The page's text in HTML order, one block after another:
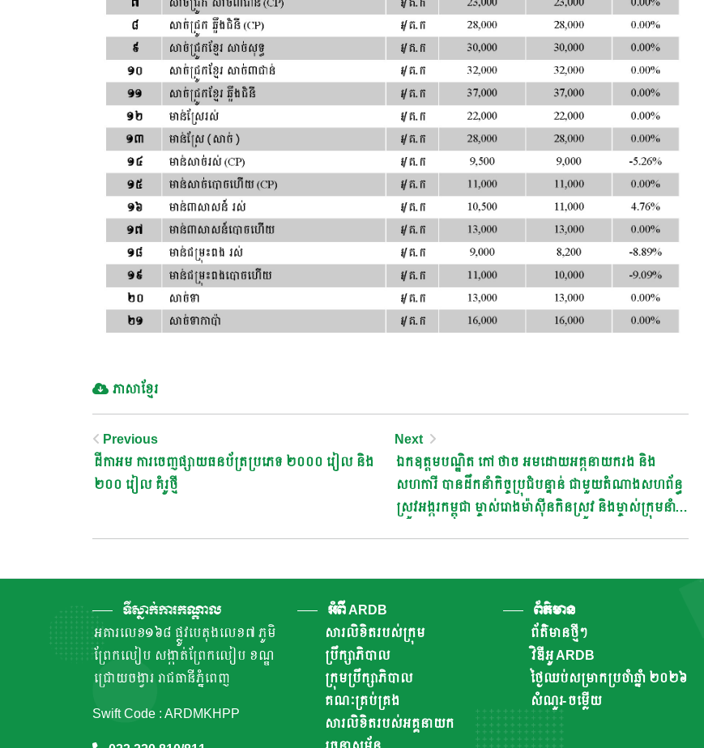
ភាសាខ្មែរ
Post
Navigation
Previous
ដីកាអម ការចេញផ្សាយធនប័ត្រប្រភេទ ២០០០ រៀល និង
២០០ រៀល​ គំរូថ្មី
Next
ឯកឧត្តមបណ្ឌិត កៅ ថាច អមដោយអគ្កនាយករង និង
សហការី បានដឹកនាំកិច្ចប្រុជំបន្ទាន់ ជាមួយតំណាងសហព័ន្ធ
ស្រូវអង្ករកម្ពុជា ម្ចាស់រោងម៉ាស៊ីនកិនស្រូវ និងម្ចាស់ក្រុមនាំ
ទីស្នាក់ការកណ្តាល
អគារលេខ១៦៨ ផ្លូវបេតុងលេខ៧ ភូមិ
ព្រែកលៀប សង្កាត់ព្រែកលៀប ខណ្ឌ
ជ្រោយចង្វារ រាជធានីភ្នំពេញ
Swift Code : ARDMKHPP
អំពី ARDB
សារលិខិតរបស់ក្រុម
ប្រឹក្សាភិបាល
ក្រុមប្រឹក្សាភិបាល
គណៈគ្រប់គ្រង
សារលិខិតរបស់អគ្គនាយក
ព័ត៌មាន
ព័ត៌មានថ្មីៗ
វិឌីអូ ARDB
ថ្ងៃឈប់សម្រាកប្រចាំឆ្នាំ ២០២៦
សំណួរ-ចម្លើយ